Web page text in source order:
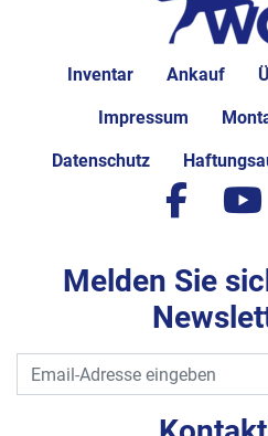
Inventar Ankauf
Impressum
Datenschutz
Melden Sie